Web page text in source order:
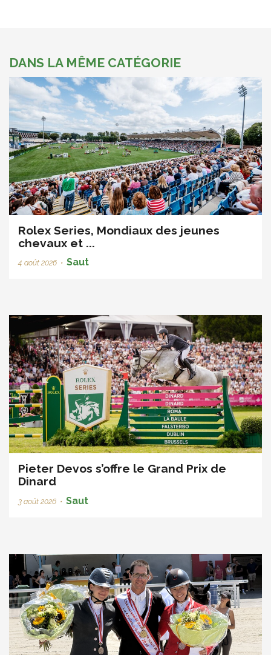
DANS LA MÊME CATÉGORIE
Rolex Series, Mondiaux des jeunes
chevaux et ...
4 août 2026 • Saut
Pieter Devos s’offre le Grand Prix de
Dinard
3 août 2026 • Saut